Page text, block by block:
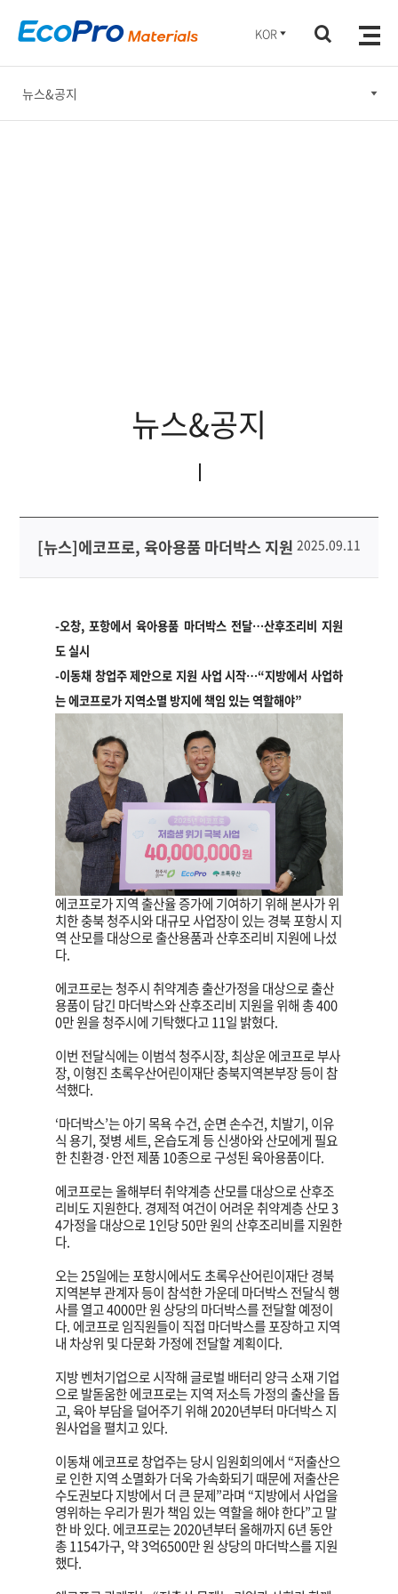
KOR
뉴스&공지
뉴스&공지
[뉴스]에코프로, 육아용품 마더박스 지원 2025.09.11
-오창, 포항에서 육아용품 마더박스 전달…산후조리비 지원
도 실시
-이동채 창업주 제안으로 지원 사업 시작…“지방에서 사업하
는 에코프로가 지역소멸 방지에 책임 있는 역할해야”
에코프로가 지역 출산율 증가에 기여하기 위해 본사가 위
치한 충북 청주시와 대규모 사업장이 있는 경북 포항시 지
역 산모를 대상으로 출산용품과 산후조리비 지원에 나섰
다.
에코프로는 청주시 취약계층 출산가정을 대상으로 출산
용품이 담긴 마더박스와 산후조리비 지원을 위해 총 400
0만 원을 청주시에 기탁했다고 11일 밝혔다.
이번 전달식에는 이범석 청주시장, 최상운 에코프로 부사
장, 이형진 초록우산어린이재단 충북지역본부장 등이 참
석했다.
‘마더박스’는 아기 목욕 수건, 순면 손수건, 치발기, 이유
식 용기, 젖병 세트, 온습도계 등 신생아와 산모에게 필요
한 친환경·안전 제품 10종으로 구성된 육아용품이다.
에코프로는 올해부터 취약계층 산모를 대상으로 산후조
리비도 지원한다. 경제적 여건이 어려운 취약계층 산모 3
4가정을 대상으로 1인당 50만 원의 산후조리비를 지원한
다.
오는 25일에는 포항시에서도 초록우산어린이재단 경북
지역본부 관계자 등이 참석한 가운데 마더박스 전달식 행
사를 열고 4000만 원 상당의 마더박스를 전달할 예정이
다. 에코프로 임직원들이 직접 마더박스를 포장하고 지역
내 차상위 및 다문화 가정에 전달할 계획이다.
지방 벤처기업으로 시작해 글로벌 배터리 양극 소재 기업
으로 발돋움한 에코프로는 지역 저소득 가정의 출산을 돕
고, 육아 부담을 덜어주기 위해 2020년부터 마더박스 지
원사업을 펼치고 있다.
이동채 에코프로 창업주는 당시 임원회의에서 “저출산으
로 인한 지역 소멸화가 더욱 가속화되기 때문에 저출산은
수도권보다 지방에서 더 큰 문제”라며 “지방에서 사업을
영위하는 우리가 뭔가 책임 있는 역할을 해야 한다”고 말
한 바 있다. 에코프로는 2020년부터 올해까지 6년 동안
총 1154가구, 약 3억6500만 원 상당의 마더박스를 지원
했다.